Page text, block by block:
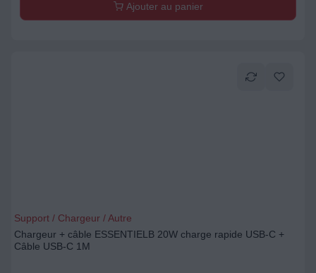
Ajouter au panier
Support / Chargeur / Autre
Chargeur + câble ESSENTIELB 20W charge rapide USB-C +
Câble USB-C 1M